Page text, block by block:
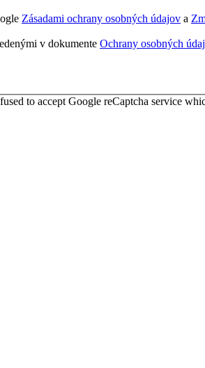
Zásadami ochrany osobných údajov a
v dokumente Ochrany osobných
to accept Google reCaptcha service